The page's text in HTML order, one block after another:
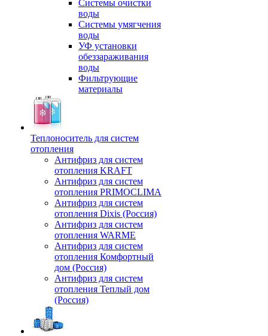
Системы очистки
воды
Системы умягчения
воды
УФ установки
обеззараживания
воды
Фильтрующие
материалы
Теплоноситель для систем
отопления
Антифриз для систем
отопления KRAFT
Антифриз для систем
отопления PRIMOCLIMA
Антифриз для систем
отопления Dixis (Россия)
Антифриз для систем
отопления WARME
Антифриз для систем
отопления Комфортный
дом (Россия)
Антифриз для систем
отопления Теплый дом
(Россия)